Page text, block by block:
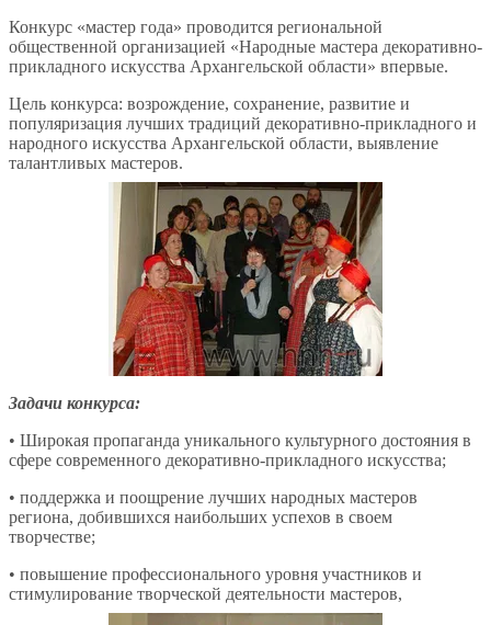
Конкурс «мастер года» проводится региональной
общественной организацией «Народные мастера декоративно-
прикладного искусства Архангельской области» впервые.
Цель конкурса: возрождение, сохранение, развитие и
популяризация лучших традиций декоративно-прикладного и
народного искусства Архангельской области, выявление
талантливых мастеров.
Задачи конкурса:
• Широкая пропаганда уникального культурного достояния в
сфере современного декоративно-прикладного искусства;
• поддержка и поощрение лучших народных мастеров
региона, добившихся наибольших успехов в своем
творчестве;
• повышение профессионального уровня участников и
стимулирование творческой деятельности мастеров,